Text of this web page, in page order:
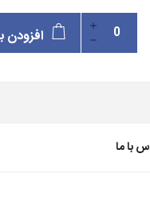
افزودن
با ما